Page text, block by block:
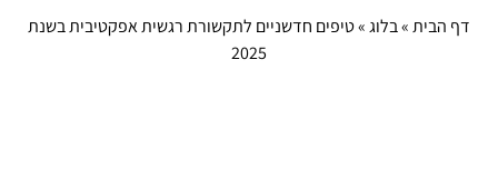
דף הבית»בלוג»טיפים חדשניים לתקשורת רגשית אפקטיבית בשנת
2025